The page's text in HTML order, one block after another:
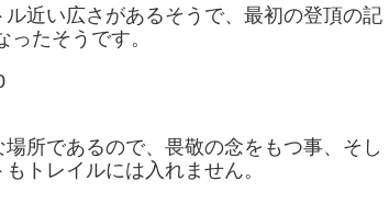
近い広さがあるそうで、最初の登頂の記
ったそうです。
所であるので、畏敬の念をもつ事、そし
トレイルには入れません。